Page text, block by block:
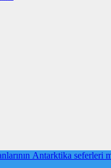
Antarktika seferleri